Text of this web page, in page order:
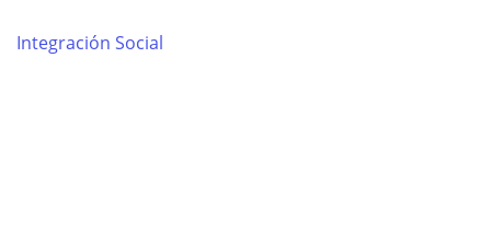
Integración Social